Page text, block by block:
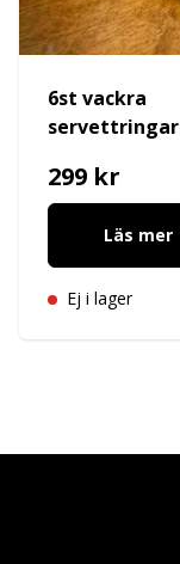
6st vackra
servettringar
299 kr
Läs mer
Ej i lager